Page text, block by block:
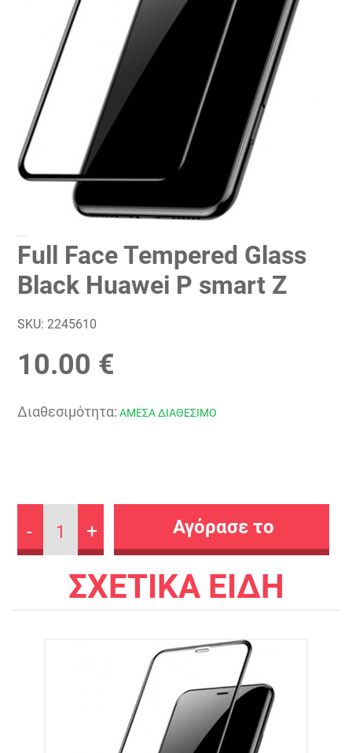
Full Face Tempered Glass
Black Huawei P smart Z
SKU: 2245610
10.00 €
Διαθεσιμότητα: ΑΜΕΣΑ ΔΙΑΘΕΣΙΜΟ
- 1 +
ΣΧΕΤΙΚΑ ΕΙΔΗ